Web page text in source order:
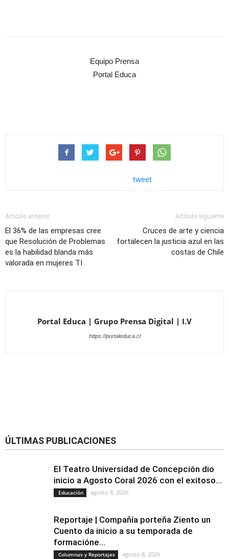
Equipo Prensa
Portal Educa
tweet
Artículo anterior
El 36% de las empresas cree
que Resolución de Problemas
es la habilidad blanda más
valorada en mujeres TI
Artículo siguiente
Cruces de arte y ciencia
fortalecen la justicia azul en las
costas de Chile
Portal Educa | Grupo Prensa Digital | I.V
https://portaleduca.cl
ÚLTIMAS PUBLICACIONES
El Teatro Universidad de Concepción dio
inicio a Agosto Coral 2026 con el exitoso...
Educación agosto 8, 2026
Reportaje | Compañía porteña Ziento un
Cuento da inicio a su temporada de
formacióne...
Columnas y Reportajes agosto 8, 2026